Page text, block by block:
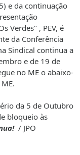
e da continuação
Verdes" , PEV, é
da Conferência
Sindical continua a
e de 19 de
no ME o abaixo-
da 5 de Outubro
bloqueio às
/ JPO